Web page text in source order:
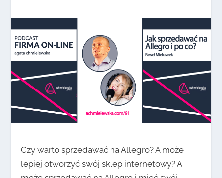
Czy warto sprzedawać na Allegro? A może
lepiej otworzyć swój sklep internetowy? A